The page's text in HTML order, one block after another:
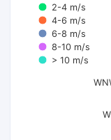
2-4 m/s
4-6 m/s
6-8 m/s
8-10 m/s
> 10 m/s
W